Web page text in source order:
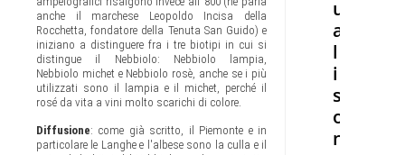
anche il marchese Leopoldo Incisa della
Rocchetta, fondatore della Tenuta San Guido) e
iniziano a distinguere fra i tre biotipi in cui si
distingue il Nebbiolo: Nebbiolo lampia,
Nebbiolo michet e Nebbiolo rosè, anche se i più
utilizzati sono il lampia e il michet, perché il
rosé da vita a vini molto scarichi di colore.
Diffusione: come già scritto, il Piemonte e in
particolare le Langhe e l'albese sono la culla e il
u
a
l
i
s
o
n